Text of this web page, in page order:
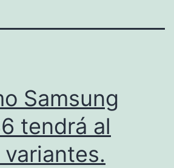
Samsung
tendrá al